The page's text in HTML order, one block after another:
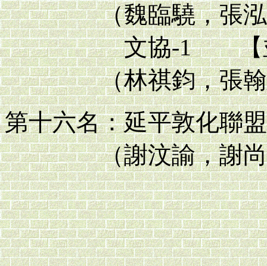
（魏臨驍，張泓軒
文協-1 【並
（林祺鈞，張翰廷
第十六名：延平敦化聯盟
（謝汶諭，謝尚軒